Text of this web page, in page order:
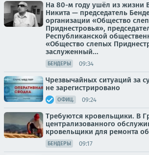
На 80-м году ушёл из жизни
Никита — председатель
организации «Общество
Приднестровья»,
Республиканской
«Общество слепых
заслуженный...
БЕНДЕРЫ 09:34
Чрезвычайных ситуаций за
не зарегистрировано
ОФИЦ. 09:24
Требуются кровельщики. В
централизованного
кровельщики для ремонта
БЕНДЕРЫ 09:17